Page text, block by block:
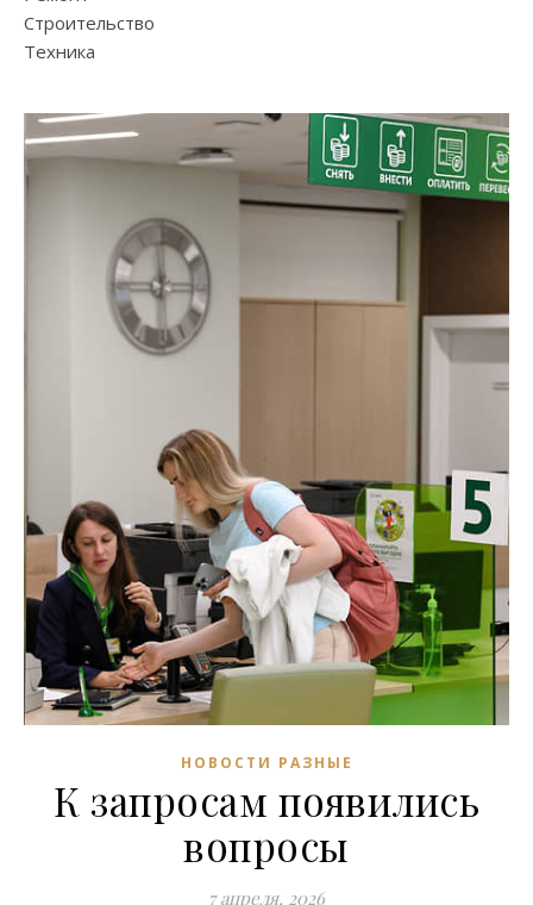
Строительство
Техника
НОВОСТИ РАЗНЫЕ
К запросам появились
вопросы
7 апреля, 2026